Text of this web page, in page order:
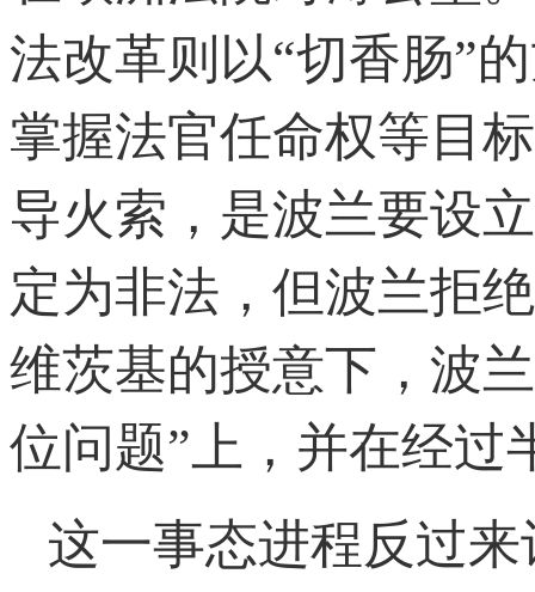
法改革则以“切香肠”
掌握法官任命权等目
导火索，是波兰要设
定为非法，但波兰拒
维茨基的授意下，波
位问题”上，并在经过
这一事态进程反过